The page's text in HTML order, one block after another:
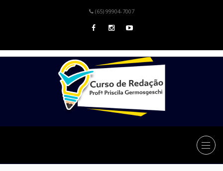
(65) 99904-7007